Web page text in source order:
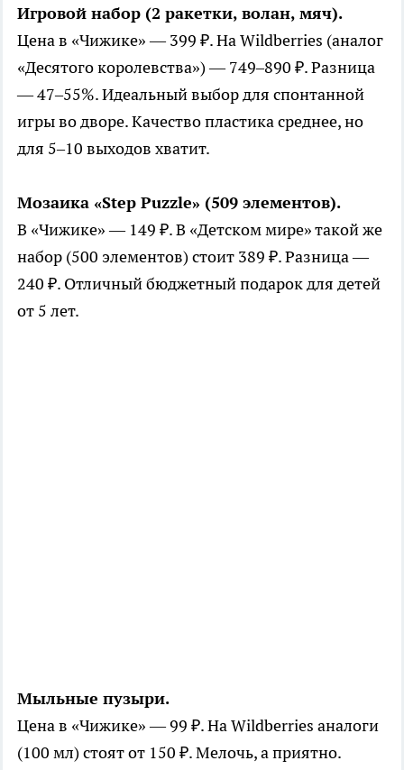
Игровой набор (2 ракетки, волан, мяч).
Цена в «Чижике» — 399 ₽. На Wildberries (аналог
«Десятого королевства») — 749–890 ₽. Разница
— 47–55%. Идеальный выбор для спонтанной
игры во дворе. Качество пластика среднее, но
для 5–10 выходов хватит.
Мозаика «Step Puzzle» (509 элементов).
В «Чижике» — 149 ₽. В «Детском мире» такой же
набор (500 элементов) стоит 389 ₽. Разница —
240 ₽. Отличный бюджетный подарок для детей
от 5 лет.
Мыльные пузыри.
Цена в «Чижике» — 99 ₽. На Wildberries аналоги
(100 мл) стоят от 150 ₽. Мелочь, а приятно.